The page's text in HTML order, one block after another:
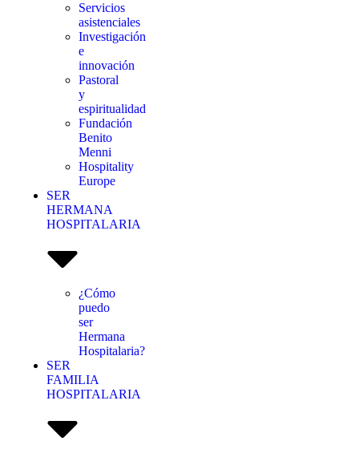
Servicios
asistenciales
Investigación
e
innovación
Pastoral
y
espiritualidad
Fundación
Benito
Menni
Hospitality
Europe
SER
HERMANA
HOSPITALARIA
¿Cómo
puedo
ser
Hermana
Hospitalaria?
SER
FAMILIA
HOSPITALARIA